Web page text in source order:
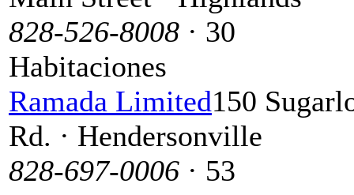
828-526-8008 · 30
Habitaciones
Ramada Limited150
Rd. · Hendersonville
828-697-0006 · 53